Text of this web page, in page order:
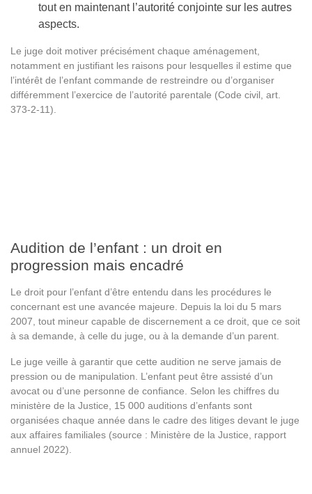
tout en maintenant l’autorité conjointe sur les autres
aspects.
Le juge doit motiver précisément chaque aménagement,
notamment en justifiant les raisons pour lesquelles il estime que
l’intérêt de l’enfant commande de restreindre ou d’organiser
différemment l’exercice de l’autorité parentale (Code civil, art.
373-2-11).
Audition de l’enfant : un droit en
progression mais encadré
Le droit pour l’enfant d’être entendu dans les procédures le
concernant est une avancée majeure. Depuis la loi du 5 mars
2007, tout mineur capable de discernement a ce droit, que ce soit
à sa demande, à celle du juge, ou à la demande d’un parent.
Le juge veille à garantir que cette audition ne serve jamais de
pression ou de manipulation. L’enfant peut être assisté d’un
avocat ou d’une personne de confiance. Selon les chiffres du
ministère de la Justice, 15 000 auditions d’enfants sont
organisées chaque année dans le cadre des litiges devant le juge
aux affaires familiales (source : Ministère de la Justice, rapport
annuel 2022).